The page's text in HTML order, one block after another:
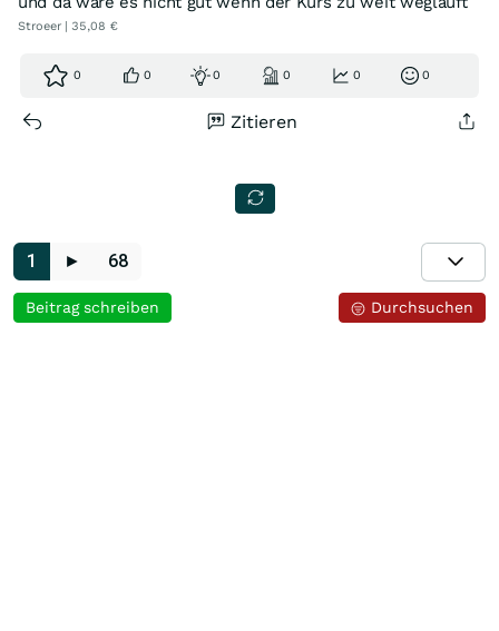
Stroeer | 35,08 €
0 0 0 0 0 0
Zitieren
1 ► 68
Durchsuchen
Beitrag schreiben